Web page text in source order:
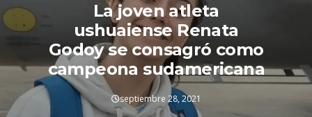
La joven atleta
ushuaiense Renata
Godoy se consagró como
campeona sudamericana
septiembre 28, 2021